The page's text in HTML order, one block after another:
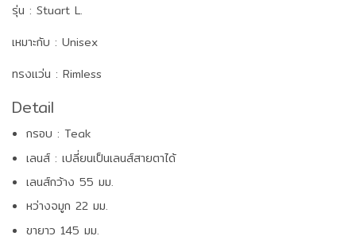
รุ่น : Stuart L.
เหมาะกับ : Unisex
ทรงแว่น : Rimless
Detail
กรอบ : Teak
เลนส์ : เปลี่ยนเป็นเลนส์สายตาได้
เลนส์กว้าง 55 มม.
หว่างจมูก 22 มม.
ขายาว 145 มม.